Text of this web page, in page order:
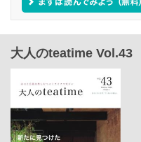
大人のteatime Vol.43